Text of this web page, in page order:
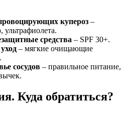
купероз –
ультрафиолета.
средства – SPF 30+.
– мягкие очищающие
сосудов – правильное питание,
Куда обратиться?